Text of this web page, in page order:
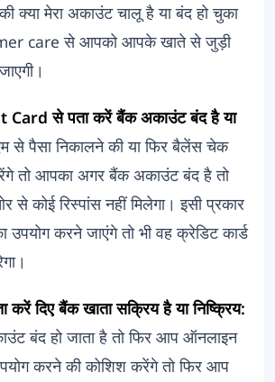
क्या मेरा अकाउंट चालू है या बंद हो चुका
care से आपको आपके खाते से जुड़ी
से पता करें बैंक अकाउंट बंद है या
से पैसा निकालने की या फिर बैलेंस चेक
तो आपका अगर बैंक अकाउंट बंद है तो
से कोई रिस्पांस नहीं मिलेगा। इसी प्रकार
उपयोग करने जाएंगे तो भी वह क्रेडिट कार्ड
करें दिए बैंक खाता सक्रिय है या निष्क्रिय:
बंद हो जाता है तो फिर आप ऑनलाइन
करने की कोशिश करेंगे तो फिर आप